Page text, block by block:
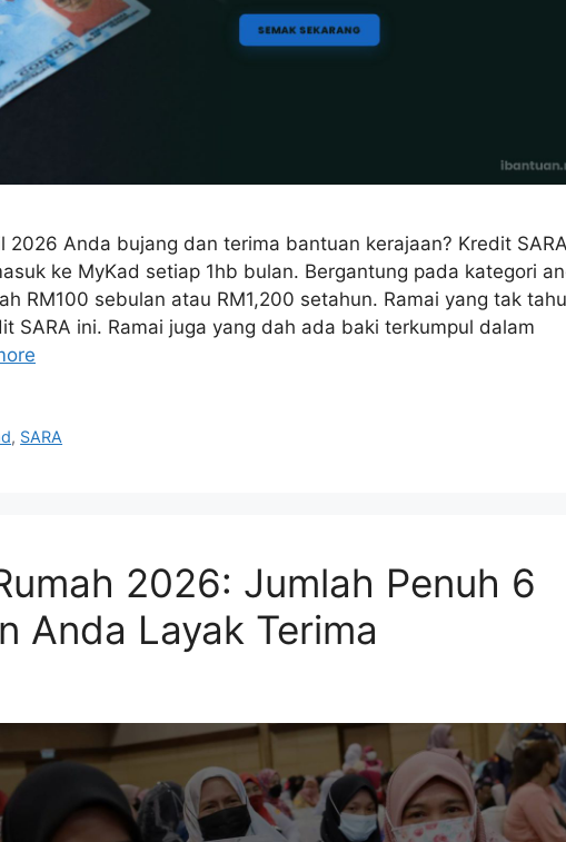
2026 Anda bujang dan terima bantuan kerajaan? Kredit SARA
ke MyKad setiap 1hb bulan. Bergantung pada kategori
RM100 sebulan atau RM1,200 setahun. Ramai yang tak tahu
SARA ini. Ramai juga yang dah ada baki terkumpul dalam
, SARA
2026: Jumlah Penuh 6
Anda Layak Terima